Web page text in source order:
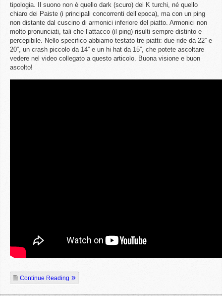
tipologia. Il suono non è quello dark (scuro) dei K turchi, né quello
chiaro dei Paiste (i principali concorrenti dell’epoca), ma con un ping
non distante dal cuscino di armonici inferiore del piatto. Armonici non
molto pronunciati, tali che l’attacco (il ping) risulti sempre distinto e
percepibile. Nello specifico abbiamo testato tre piatti: due ride da 22” e
20”, un crash piccolo da 14” e un hi hat da 15”, che potete ascoltare
vedere nel video collegato a questo articolo. Buona visione e buon
ascolto!
Continue Reading